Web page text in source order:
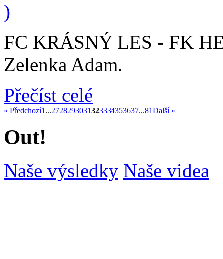
)
FC KRÁSNÝ LES - FK
Zelenka Adam.
Přečíst celé
« Předchozí1 ...2728293031323334353637...81Další »
Out!
Naše výsledky Naše videa